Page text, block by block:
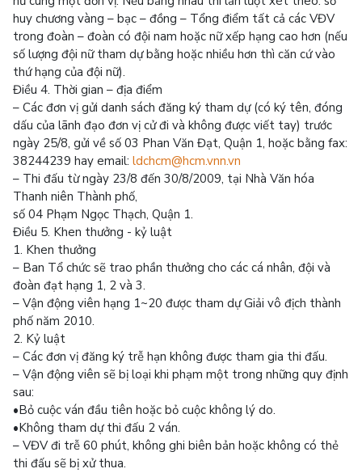
huy chương vàng – bạc – đồng – Tổng điểm tất cả các VĐV
trong đoàn – đoàn có đội nam hoặc nữ xếp hạng cao hơn (nếu
số lượng đội nữ tham dự bằng hoặc nhiều hơn thì căn cứ vào
thứ hạng của đội nữ).
Điều 4. Thời gian – địa điểm
– Các đơn vị gửi danh sách đăng ký tham dự (có ký tên, đóng
dấu của lãnh đạo đơn vị cử đi và không được viết tay) trước
ngày 25/8, gửi về số 03 Phan Văn Đạt, Quận 1, hoặc bằng fax:
38244239 hay email: ldchcm@hcm.vnn.vn
– Thi đấu từ ngày 23/8 đến 30/8/2009, tại Nhà Văn hóa
Thanh niên Thành phố,
số 04 Phạm Ngọc Thạch, Quận 1.
Điều 5. Khen thưởng - kỷ luật
1. Khen thưởng
– Ban Tổ chức sẽ trao phần thưởng cho các cá nhân, đội và
đoàn đạt hạng 1, 2 và 3.
– Vận động viên hạng 1~20 được tham dự Giải vô địch thành
phố năm 2010.
2. Kỷ luật
– Các đơn vị đăng ký trễ hạn không được tham gia thi đấu.
– Vận động viên sẽ bị loại khi phạm một trong những quy định
sau:
•Bỏ cuộc ván đầu tiên hoặc bỏ cuộc không lý do.
•Không tham dự thi đấu 2 ván.
– VĐV đi trễ 60 phút, không ghi biên bản hoặc không có thẻ
thi đấu sẽ bị xử thua.